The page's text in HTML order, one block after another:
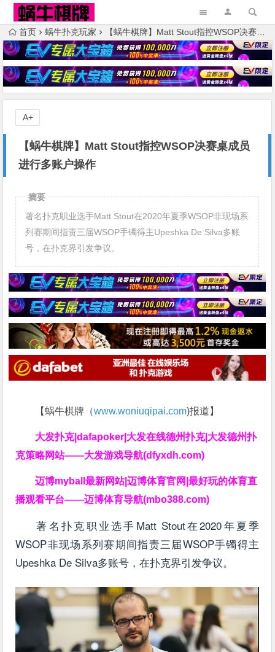
首页 蜗牛扑克玩家 【蜗牛棋牌】Matt Stout指控WSOP决赛桌成员进行多账户操作
【蜗牛棋牌】Matt Stout指控WSOP决赛桌成员
进行多账户操作
A+
摘要
著名扑克职业选手Matt Stout在2020年夏季WSOP非现场系
列赛期间指责三届WSOP手镯得主Upeshka De Silva多账
号，在扑克界引发争议。
【蜗牛棋牌（www.woniuqipai.com)报道】
大发扑克|dafapoker|大发在线德州扑克|大发德州扑
克策略网站——大发游戏导航(dfyxdh.com)
迈博myball最新网站|迈博体育官网|最好玩的体育直
播观看平台——迈博体育导航(mbo388.com)
著名扑克职业选手Matt Stout在2020年夏季
WSOP非现场系列赛期间指责三届WSOP手镯得主
Upeshka De Silva多账号，在扑克界引发争议。